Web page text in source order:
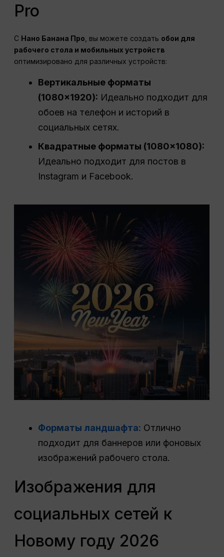
Pro
С Нано Банана Про , вы можете создать обои для
рабочего стола и мобильных устройств
оптимизировано для различных устройств:
Вертикальные форматы
(1080×1920): Идеально подходит для
обоев на телефон и историй в
социальных сетях.
Квадратные форматы (1080×1080):
Идеально подходит для постов в
Instagram и Facebook.
Форматы ландшафта: Отлично
подходит для баннеров или фоновых
изображений рабочего стола.
Изображения для
социальных сетей к
Новому году 2026